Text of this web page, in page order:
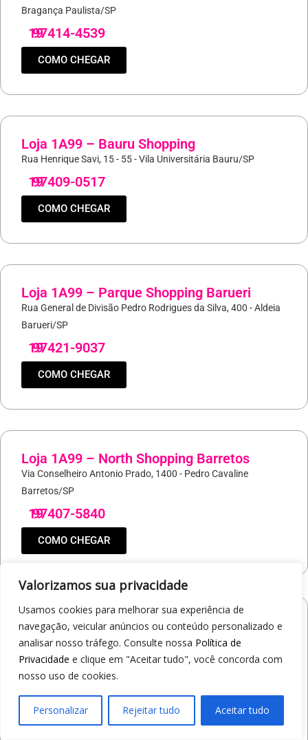
Valorizamos sua privacidade
Usamos cookies para melhorar sua experiência de
navegação, veicular anúncios ou conteúdo personalizado e
analisar nosso tráfego. Consulte nossa Política de
Privacidade e clique em "Aceitar tudo", você concorda com
nosso uso de cookies.
Personalizar Rejeitar tudo Aceitar tudo
Bragança Paulista/SP
19
97414-4539
COMO CHEGAR
Loja 1A99 – Bauru Shopping
Rua Henrique Savi, 15 - 55 - Vila Universitária Bauru/SP
19
97409-0517
COMO CHEGAR
Loja 1A99 – Parque Shopping Barueri
Rua General de Divisão Pedro Rodrigues da Silva, 400 - Aldeia
Barueri/SP
19
97421-9037
COMO CHEGAR
Loja 1A99 – North Shopping Barretos
Via Conselheiro Antonio Prado, 1400 - Pedro Cavaline
Barretos/SP
19
97407-5840
COMO CHEGAR
Loja 1A99 – Avenida Professor Carlos
Alberto Carvalho Pinto
Av. Professor Carlos Alberto Carvalho Pinto, 464 - Alvinópolis
19
97405-8547